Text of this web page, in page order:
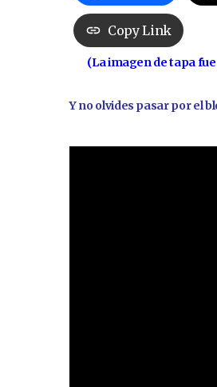
Copy Link
(La imagen de tapa fue
Y no olvides pasar por el